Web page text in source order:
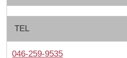
TEL
046-259-9535